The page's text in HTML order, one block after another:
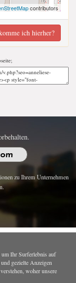
contributors
ich hierher?
zu Ihrem Unternehmen
um Ihr Surferlebnis auf
gezielte Anzeigen
woher unsere